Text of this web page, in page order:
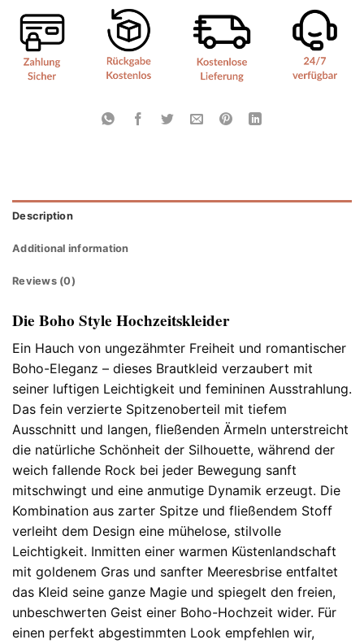
Description
Additional information
Reviews (0)
Die Boho Style Hochzeitskleider
Ein Hauch von ungezähmter Freiheit und romantischer
Boho-Eleganz – dieses Brautkleid verzaubert mit
seiner luftigen Leichtigkeit und femininen Ausstrahlung.
Das fein verzierte Spitzenoberteil mit tiefem
Ausschnitt und langen, fließenden Ärmeln unterstreicht
die natürliche Schönheit der Silhouette, während der
weich fallende Rock bei jeder Bewegung sanft
mitschwingt und eine anmutige Dynamik erzeugt. Die
Kombination aus zarter Spitze und fließendem Stoff
verleiht dem Design eine mühelose, stilvolle
Leichtigkeit. Inmitten einer warmen Küstenlandschaft
mit goldenem Gras und sanfter Meeresbrise entfaltet
das Kleid seine ganze Magie und spiegelt den freien,
unbeschwerten Geist einer Boho-Hochzeit wider. Für
einen perfekt abgestimmten Look empfehlen wir,